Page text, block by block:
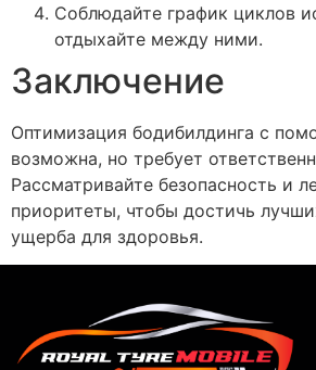
Соблюдайте график циклов
отдыхайте между ними.
Заключение
Оптимизация бодибилдинга с
возможна, но требует
Рассматривайте безопасность и
приоритеты, чтобы достичь
ущерба для здоровья.